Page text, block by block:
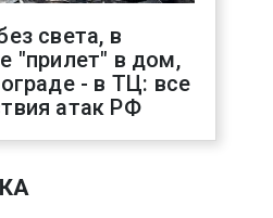
света, в
"прилет" в дом,
- в ТЦ: все
атак РФ